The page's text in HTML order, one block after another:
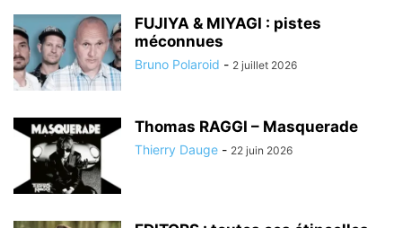
FUJIYA & MIYAGI : pistes
méconnues
Bruno Polaroid - 2 juillet 2026
Thomas RAGGI – Masquerade
Thierry Dauge - 22 juin 2026